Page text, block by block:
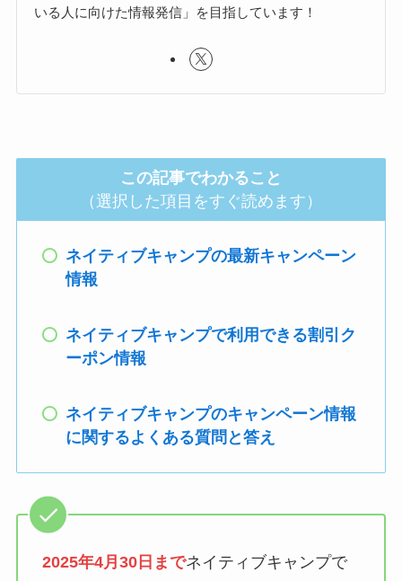
いる人に向けた情報発信」を目指しています！
この記事でわかること
（選択した項目をすぐ読めます）
ネイティブキャンプの最新キャンペーン
情報
ネイティブキャンプで利用できる割引ク
ーポン情報
ネイティブキャンプのキャンペーン情報
に関するよくある質問と答え
2025年4月30日までネイティブキャンプで